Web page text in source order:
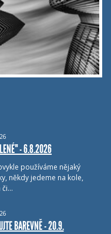
- 6.8.2026
používáme nějaký
někdy jedeme na kole,
či…
BAREVNĚ - 20.9.